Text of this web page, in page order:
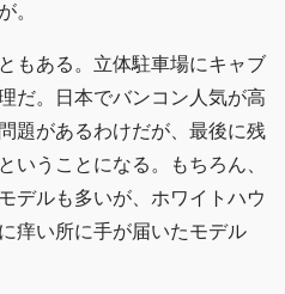
。
もある。立体駐車場にキャブ
だ。日本でバンコン人気が高
題があるわけだが、最後に残
いうことになる。もちろん、
デルも多いが、ホワイトハウ
痒い所に手が届いたモデル